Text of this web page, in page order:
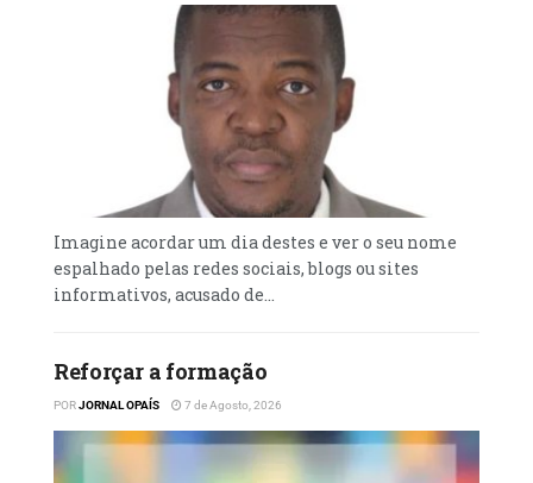
Imagine acordar um dia destes e ver o seu nome
espalhado pelas redes sociais, blogs ou sites
informativos, acusado de...
Reforçar a formação
PORJORNAL OPAÍS 7 de Agosto, 2026